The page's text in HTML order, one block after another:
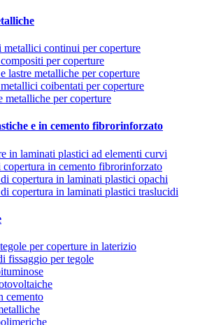
metallici continui per coperture
per coperture
lastre metalliche per coperture
coibentati per coperture
metalliche per coperture
e in cemento fibrorinforzato
in laminati plastici ad elementi curvi
copertura in cemento fibrorinforzato
copertura in laminati plastici opachi
copertura in laminati plastici traslucidi
per coperture in laterizio
fissaggio per tegole
cemento